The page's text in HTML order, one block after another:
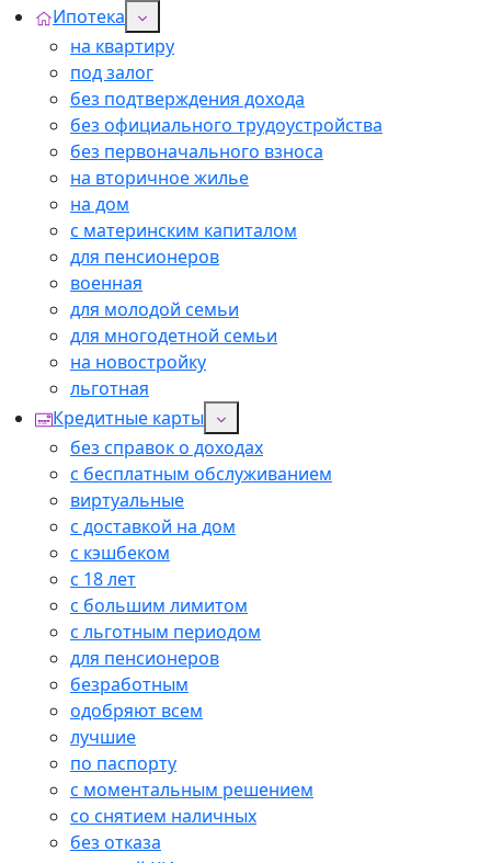
Ипотека
на квартиру
под залог
без подтверждения дохода
без официального трудоустройства
без первоначального взноса
на вторичное жилье
на дом
с материнским капиталом
для пенсионеров
военная
для молодой семьи
для многодетной семьи
на новостройку
льготная
Кредитные карты
без справок о доходах
с бесплатным обслуживанием
виртуальные
с доставкой на дом
с кэшбеком
с 18 лет
с большим лимитом
с льготным периодом
для пенсионеров
безработным
одобряют всем
лучшие
по паспорту
с моментальным решением
со снятием наличных
без отказа